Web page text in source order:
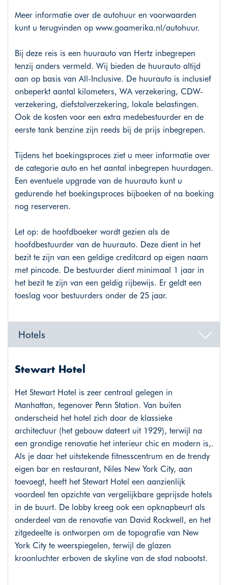
Meer informatie over de autohuur en voorwaarden
kunt u terugvinden op www.goamerika.nl/autohuur.
Bij deze reis is een huurauto van Hertz inbegrepen
tenzij anders vermeld. Wij bieden de huurauto altijd
aan op basis van All-Inclusive. De huurauto is inclusief
onbeperkt aantal kilometers, WA verzekering, CDW-
verzekering, diefstalverzekering, lokale belastingen.
Ook de kosten voor een extra medebestuurder en de
eerste tank benzine zijn reeds bij de prijs inbegrepen.
Tijdens het boekingsproces ziet u meer informatie over
de categorie auto en het aantal inbegrepen huurdagen.
Een eventuele upgrade van de huurauto kunt u
gedurende het boekingsproces bijboeken of na boeking
nog reserveren.
Let op: de hoofdboeker wordt gezien als de
hoofdbestuurder van de huurauto. Deze dient in het
bezit te zijn van een geldige creditcard op eigen naam
met pincode. De bestuurder dient minimaal 1 jaar in
het bezit te zijn van een geldig rijbewijs. Er geldt een
toeslag voor bestuurders onder de 25 jaar.
Hotels
Stewart Hotel
Het Stewart Hotel is zeer centraal gelegen in
Manhattan, tegenover Penn Station. Van buiten
onderscheid het hotel zich door de klassieke
architectuur (het gebouw dateert uit 1929), terwijl na
een grondige renovatie het interieur chic en modern is,.
Als je daar het uitstekende fitnesscentrum en de trendy
eigen bar en restaurant, Niles New York City, aan
toevoegt, heeft het Stewart Hotel een aanzienlijk
voordeel ten opzichte van vergelijkbare geprijsde hotels
in de buurt. De lobby kreeg ook een opknapbeurt als
onderdeel van de renovatie van David Rockwell, en het
zitgedeelte is ontworpen om de topografie van New
York City te weerspiegelen, terwijl de glazen
kroonluchter erboven de skyline van de stad nabootst.